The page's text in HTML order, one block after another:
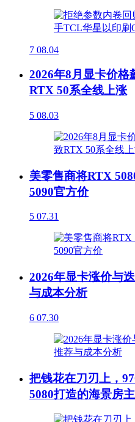
7 08.04
2026年8月显卡价
RTX 50系全线上涨
5 08.03
美零售商将RTX
5090官方价
5 07.31
2026年显卡涨价与
与成本分析
6 07.30
把钱花在刀刃上，
5080打造的海景房